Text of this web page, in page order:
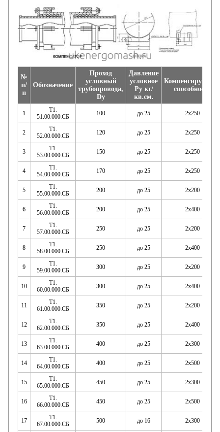
№
п/
п
Обозначение
Проход
условный
трубопровода,
Dy
Давление
условное
Ру кг/
кв.см.
Компенсирующая
способность
1
Т1.
51.00.000.СБ
100 до 25 2х250
2
Т1.
52.00.000.СБ
120 до 25 2х250
3
Т1.
53.00.000.СБ
150 до 25 2х250
4
Т1.
54.00.000.СБ
170 до 25 2х250
5
Т1.
55.00.000.СБ
200 до 25 2х200
6
Т1.
56.00.000.СБ
200 до 25 2х400
7
Т1.
57.00.000.СБ
250 до 25 2х200
8
Т1.
58.00.000.СБ
250 до 25 2х400
9
Т1.
59.00.000.СБ
300 до 25 2х200
10
Т1.
60.00.000.СБ
300 до 25 2х400
11
Т1.
61.00.000.СБ
350 до 25 2х200
12
Т1.
62.00.000.СБ
350 до 25 2х400
13
Т1.
63.00.000.СБ
400 до 25 2х300
14
Т1.
64.00.000.СБ
400 до 25 2х500
15
Т1.
65.00.000.СБ
450 до 25 2х300
16
Т1.
66.00.000.СБ
450 до 25 2х500
17
Т1.
67.00.000.СБ
500 до 16 2х300